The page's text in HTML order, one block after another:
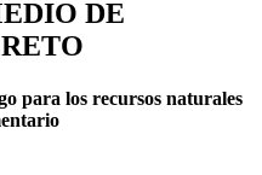
DE
para los recursos naturales